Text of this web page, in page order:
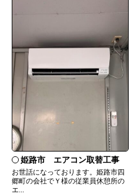
姫路市 エアコン取替工事
お世話になっております。姫路市四
郷町の会社でＹ様の従業員休憩所の
エ...